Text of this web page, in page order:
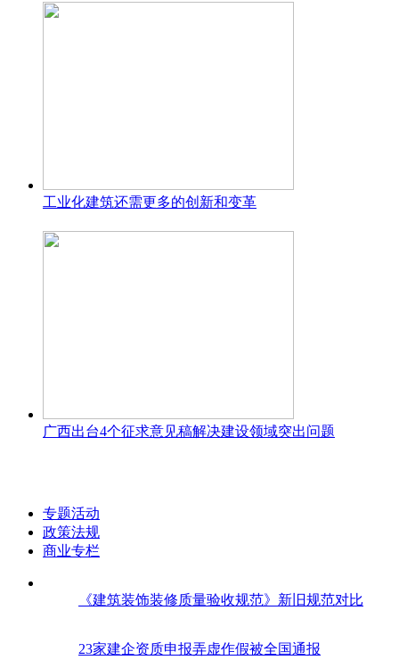
工业化建筑还需更多的创新和变革
广西出台4个征求意见稿解决建设领域突出问题
专题活动
政策法规
商业专栏
《建筑装饰装修质量验收规范》新旧规范对比
23家建企资质申报弄虚作假被全国通报